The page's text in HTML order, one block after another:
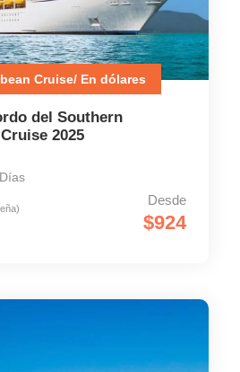
Cruise/ En dólares
del Southern
2025
Desde
$924